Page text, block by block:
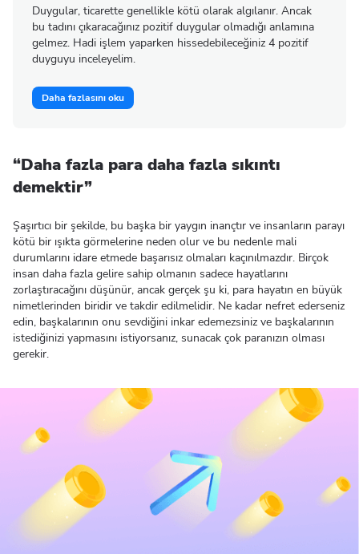
Duygular, ticarette genellikle kötü olarak algılanır. Ancak
bu tadını çıkaracağınız pozitif duygular olmadığı anlamına
gelmez. Hadi işlem yaparken hissedebileceğiniz 4 pozitif
duyguyu inceleyelim.
Daha fazlasını oku
“Daha fazla para daha fazla sıkıntı
demektir”
Şaşırtıcı bir şekilde, bu başka bir yaygın inançtır ve insanların parayı
kötü bir ışıkta görmelerine neden olur ve bu nedenle mali
durumlarını idare etmede başarısız olmaları kaçınılmazdır. Birçok
insan daha fazla gelire sahip olmanın sadece hayatlarını
zorlaştıracağını düşünür, ancak gerçek şu ki, para hayatın en büyük
nimetlerinden biridir ve takdir edilmelidir. Ne kadar nefret ederseniz
edin, başkalarının onu sevdiğini inkar edemezsiniz ve başkalarının
istediğinizi yapmasını istiyorsanız, sunacak çok paranızın olması
gerekir.